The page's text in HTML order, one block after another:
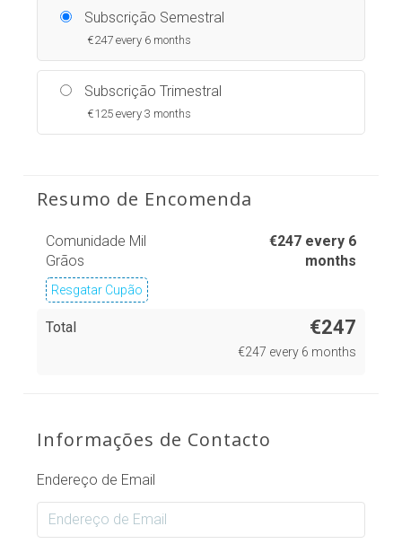
Subscrição Semestral
€247 every 6 months
Subscrição Trimestral
€125 every 3 months
Resumo de Encomenda
Comunidade Mil
Grãos
€247 every 6
months
Resgatar Cupão
Total €247
€247 every 6 months
Informações de Contacto
Endereço de Email